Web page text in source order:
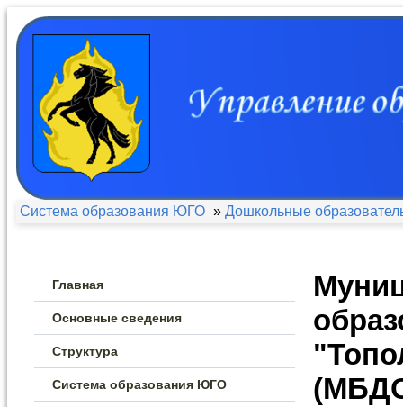
Система образования ЮГО » Дошкольные
Главная
Основные сведения
Структура
Система образования ЮГО